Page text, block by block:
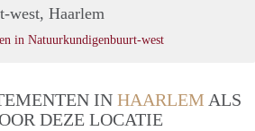
west, Haarlem
in Natuurkundigenbuurt-west
IN HAARLEM ALS
DEZE LOCATIE